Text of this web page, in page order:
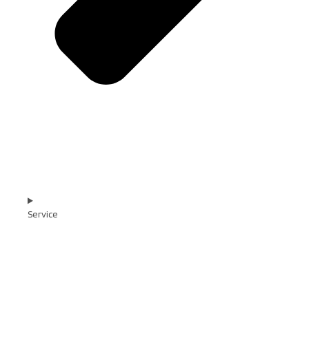
Service